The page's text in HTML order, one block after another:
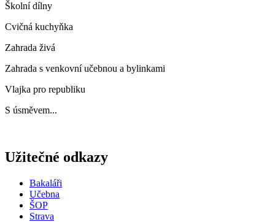
Školní dílny
Cvičná kuchyňka
Zahrada živá
Zahrada s venkovní učebnou a bylinkami
Vlajka pro republiku
S úsměvem...
Užitečné odkazy
Bakaláři
Učebna
ŠOP
Strava